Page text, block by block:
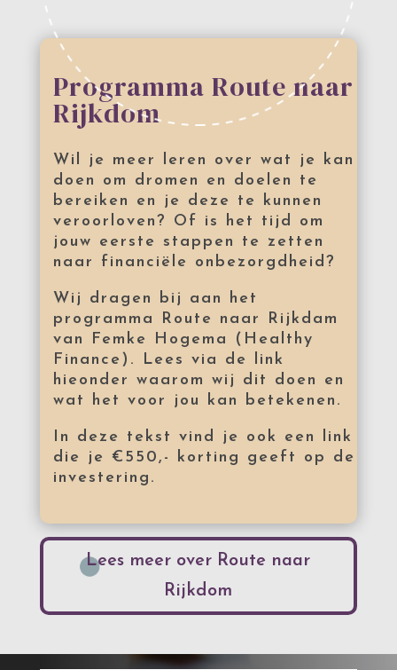
Programma Route naar
Rijkdom
Wil je meer leren over wat je kan
doen om dromen en doelen te
bereiken en je deze te kunnen
veroorloven? Of is het tijd om
jouw eerste stappen te zetten
naar financiële onbezorgdheid?
Wij dragen bij aan het
programma Route naar Rijkdam
van Femke Hogema (Healthy
Finance). Lees via de link
hieonder waarom wij dit doen en
wat het voor jou kan betekenen.
In deze tekst vind je ook een link
die je €550,- korting geeft op de
investering.
Lees meer over Route naar
Rijkdom